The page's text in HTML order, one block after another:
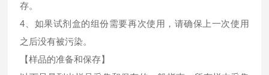
存。
4、如果试剂盒的组份需要再次使用，请确保上一次使用
之后没有被污染。
【样品的准备和保存】